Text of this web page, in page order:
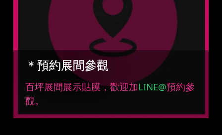
＊預約展間參觀
百坪展間展示貼膜，歡迎加LINE@預約參
觀。